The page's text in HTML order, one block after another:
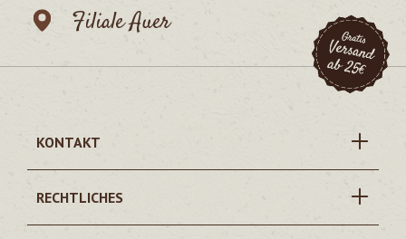
Filiale Auer
KONTAKT
RECHTLICHES